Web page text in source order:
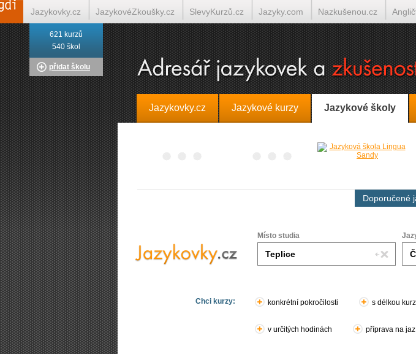
Jazykovky.cz Jazykové kurzy Jazykové školy
Doporučené
Místo studia
Chci kurzy: konkrétní pokročilosti s délkou
v určitých hodinách příprava na
621 kurzů
540 škol
přidat školu
Jazykovky.cz JazykovéZkoušky.cz SlevyKurzů.cz Jazyky.com Nazkušenou.cz
Italština on-line Tlumočení-Překlady.cz Překládá.cz Tlumočí.cz